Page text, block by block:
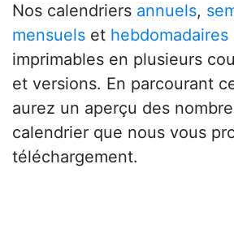
Nos calendriers annuels,
mensuels et hebdomadaires
imprimables en plusieurs
et versions. En parcourant
aurez un aperçu des
calendrier que nous vous
téléchargement.